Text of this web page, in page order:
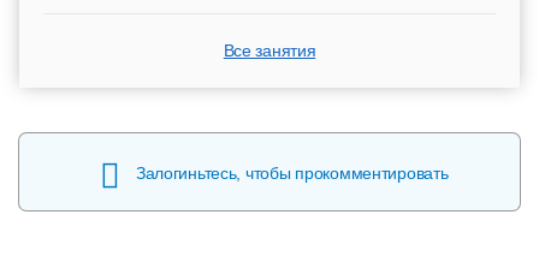
Все занятия
Залогиньтесь, чтобы прокомментировать